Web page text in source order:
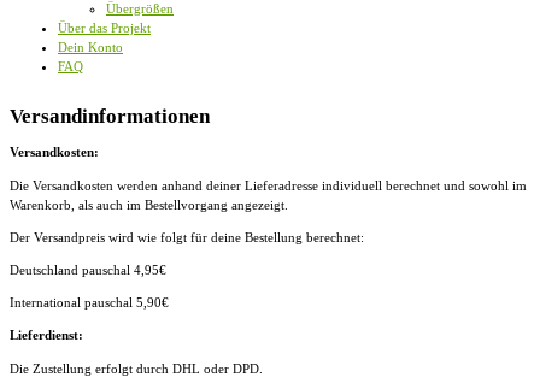
Übergrößen
Über das Projekt
Dein Konto
FAQ
Versandinformationen
Versandkosten:
Die Versandkosten werden anhand deiner Lieferadresse individuell berechnet und sowohl im
Warenkorb, als auch im Bestellvorgang angezeigt.
Der Versandpreis wird wie folgt für deine Bestellung berechnet:
Deutschland pauschal 4,95€
International pauschal 5,90€
Lieferdienst:
Die Zustellung erfolgt durch DHL oder DPD.